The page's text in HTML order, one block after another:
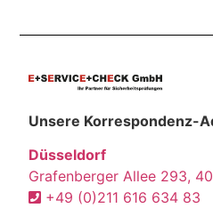
Unsere Korrespondenz-
Düsseldorf
Grafenberger Allee 293,
+49 (0)211 616 634 83